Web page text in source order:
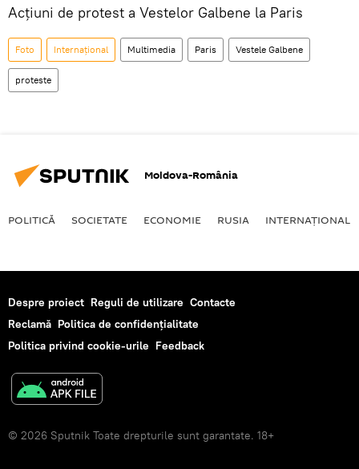
Acțiuni de protest a Vestelor Galbene la Paris
Foto Internaţional Multimedia Paris Vestele Galbene
proteste
Moldova-România
POLITICĂ SOCIETATE ECONOMIE RUSIA INTERNAŢIONAL
Despre proiect Reguli de utilizare Contacte
Reclamă Politica de confidențialitate
Politica privind cookie-urile Feedback
© 2026 Sputnik Toate drepturile sunt garantate. 18+